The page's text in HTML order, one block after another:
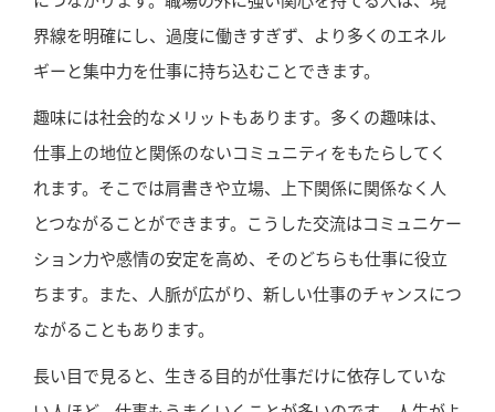
界線を明確にし、過度に働きすぎず、より多くのエネル
ギーと集中力を仕事に持ち込むことできます。
趣味には社会的なメリットもあります。多くの趣味は、
仕事上の地位と関係のないコミュニティをもたらしてく
れます。そこでは肩書きや立場、上下関係に関係なく人
とつながることができます。こうした交流はコミュニケー
ション力や感情の安定を高め、そのどちらも仕事に役立
ちます。また、人脈が広がり、新しい仕事のチャンスにつ
ながることもあります。
長い目で見ると、生きる目的が仕事だけに依存していな